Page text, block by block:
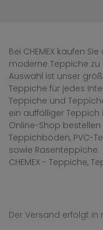
Bei CHEMEX kaufen
moderne Teppiche zu
Auswahl ist unser
Teppiche für jedes
Teppiche und
ein auffälliger Teppich
Online-Shop
Teppichböden, PVC-
sowie Rasenteppiche.
CHEMEX - Teppiche,
Der Versand erfolgt in